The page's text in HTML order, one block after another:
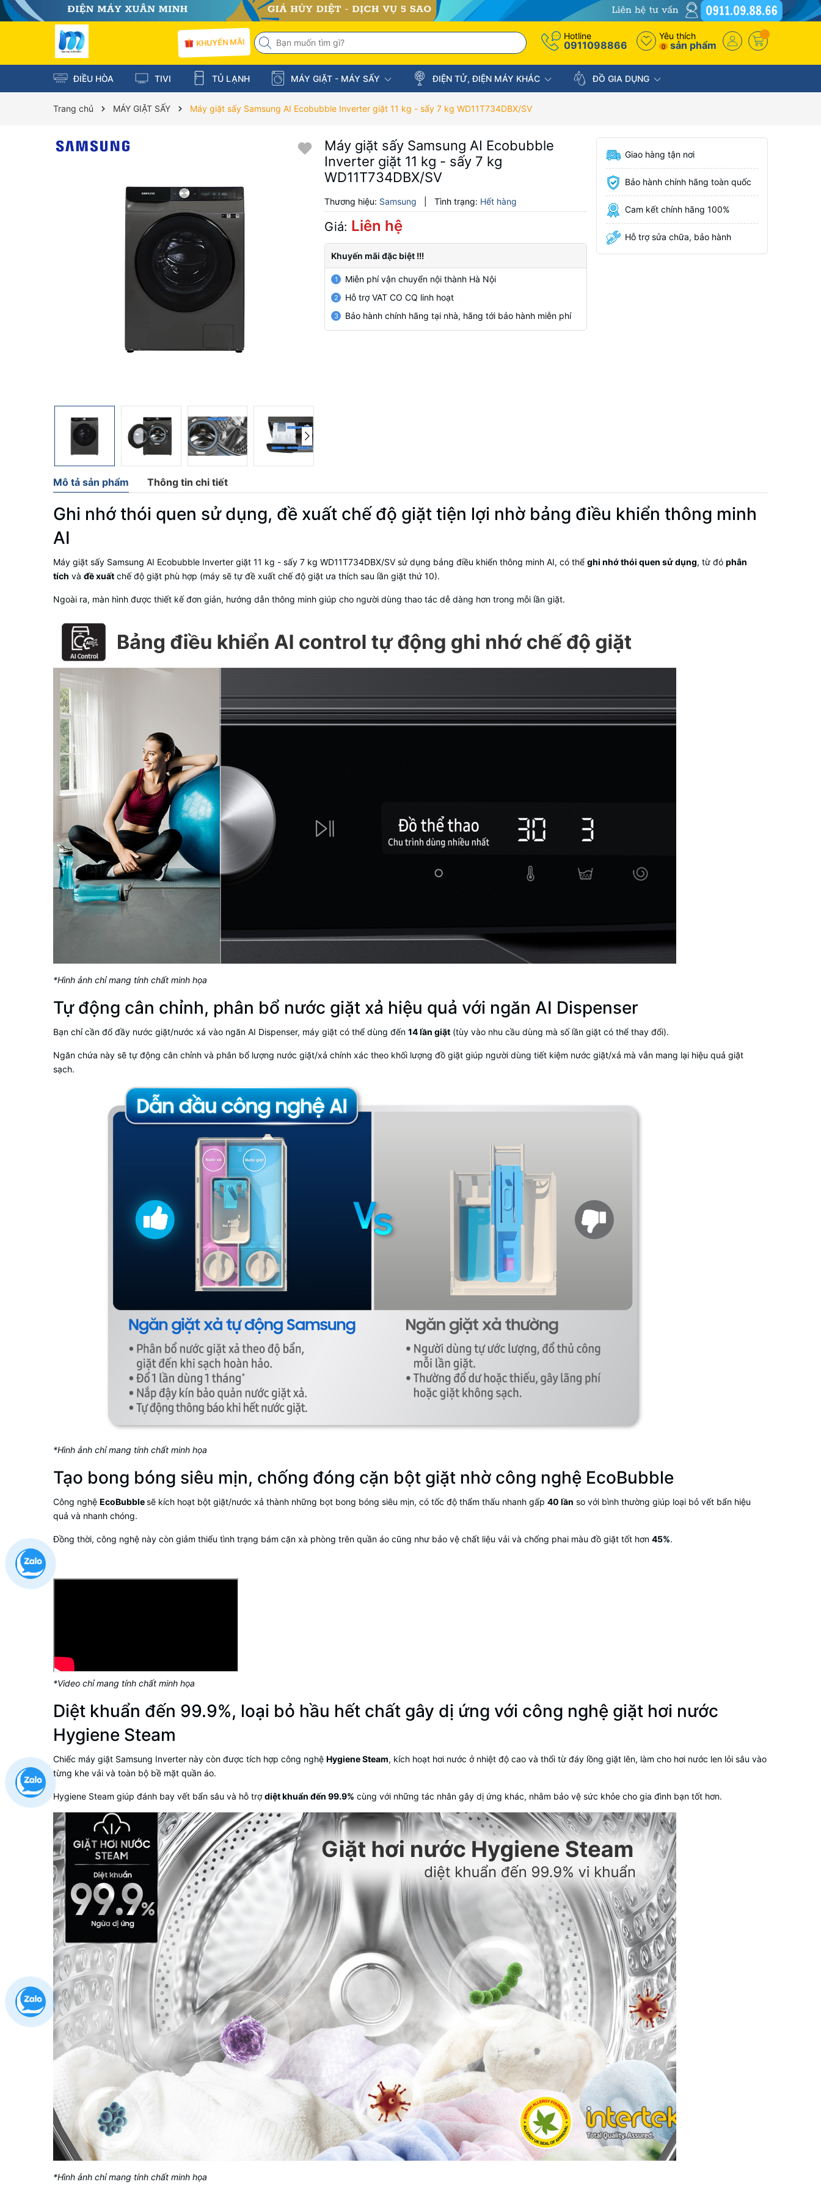
KHUYẾN MÃI
Hotline
0911098866
Yêu thích
0 sản phẩm
ĐIỀU HÒA TIVI TỦ LẠNH MÁY GIẶT - MÁY SẤY ĐIỆN TỬ, ĐIỆN MÁY KHÁC ĐỒ GIA DỤNG
Trang chủ MÁY GIẶT SẤY Máy giặt sấy Samsung AI Ecobubble Inverter giặt 11 kg - sấy 7 kg WD11T734DBX/SV
Máy giặt sấy Samsung AI Ecobubble
Inverter giặt 11 kg - sấy 7 kg
WD11T734DBX/SV
Thương hiệu: Samsung Tình trạng: Hết hàng
Giá: Liên hệ
Khuyến mãi đặc biệt !!!
1 Miễn phí vận chuyển nội thành Hà Nội
2 Hỗ trợ VAT CO CQ linh hoạt
3 Bảo hành chính hãng tại nhà, hãng tới bảo hành miễn phí
Giao hàng tận nơi
Bảo hành chính hãng toàn quốc
Cam kết chính hãng 100%
Hỗ trợ sửa chữa, bảo hành
Mô tả sản phẩm Thông tin chi tiết
Ghi nhớ thói quen sử dụng, đề xuất chế độ giặt tiện lợi nhờ bảng điều khiển thông minh
AI
Máy giặt sấy Samsung AI Ecobubble Inverter giặt 11 kg - sấy 7 kg WD11T734DBX/SV sử dụng bảng điều khiển thông minh AI, có thể ghi nhớ thói quen sử dụng, từ đó phân
tích và đề xuất chế độ giặt phù hợp (máy sẽ tự đề xuất chế độ giặt ưa thích sau lần giặt thứ 10).
Ngoài ra, màn hình được thiết kế đơn giản, hướng dẫn thông minh giúp cho người dùng thao tác dễ dàng hơn trong mỗi lần giặt.
*Hình ảnh chỉ mang tính chất minh họa
Tự động cân chỉnh, phân bổ nước giặt xả hiệu quả với ngăn AI Dispenser
Bạn chỉ cần đổ đầy nước giặt/nước xả vào ngăn AI Dispenser, máy giặt có thể dùng đến 14 lần giặt (tùy vào nhu cầu dùng mà số lần giặt có thể thay đổi).
Ngăn chứa này sẽ tự động cân chỉnh và phân bổ lượng nước giặt/xả chính xác theo khối lượng đồ giặt giúp người dùng tiết kiệm nước giặt/xả mà vẫn mang lại hiệu quả giặt
sạch.
*Hình ảnh chỉ mang tính chất minh họa
Tạo bong bóng siêu mịn, chống đóng cặn bột giặt nhờ công nghệ EcoBubble
Công nghệ EcoBubblesẽ kích hoạt bột giặt/nước xả thành những bọt bong bóng siêu mịn, có tốc độ thẩm thấu nhanh gấp 40 lần so với bình thường giúp loại bỏ vết bẩn hiệu
quả và nhanh chóng.
Đồng thời, công nghệ này còn giảm thiểu tình trạng bám cặn xà phòng trên quần áo cũng như bảo vệ chất liệu vải và chống phai màu đồ giặt tốt hơn 45%.
*Video chỉ mang tính chất minh họa
Diệt khuẩn đến 99.9%, loại bỏ hầu hết chất gây dị ứng với công nghệ giặt hơi nước
Hygiene Steam
Chiếc máy giặt Samsung Inverter này còn được tích hợp công nghệ Hygiene Steam, kích hoạt hơi nước ở nhiệt độ cao và thổi từ đáy lồng giặt lên, làm cho hơi nước len lỏi sâu vào
từng khe vải và toàn bộ bề mặt quần áo.
Hygiene Steam giúp đánh bay vết bẩn sâu và hỗ trợ diệt khuẩn đến 99.9% cùng với những tác nhân gây dị ứng khác, nhằm bảo vệ sức khỏe cho gia đình bạn tốt hơn.
*Hình ảnh chỉ mang tính chất minh họa